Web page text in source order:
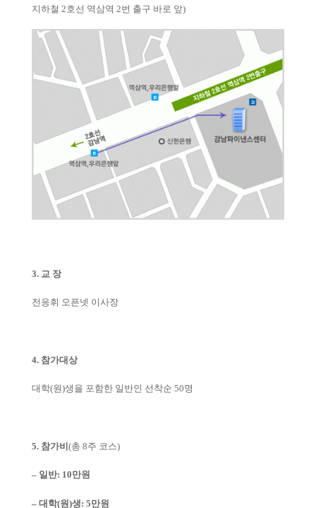
지하철 2호선 역삼역 2번 출구 바로 앞)
3. 교 장
전응휘 오픈넷 이사장
4. 참가대상
대학(원)생을 포함한 일반인 선착순 50명
5. 참가비(총 8주 코스)
– 일반: 10만원
– 대학(원)생: 5만원